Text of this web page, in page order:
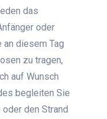
das
oder
an diesem Tag
zu tragen,
auf Wunsch
begleiten Sie
den Strand